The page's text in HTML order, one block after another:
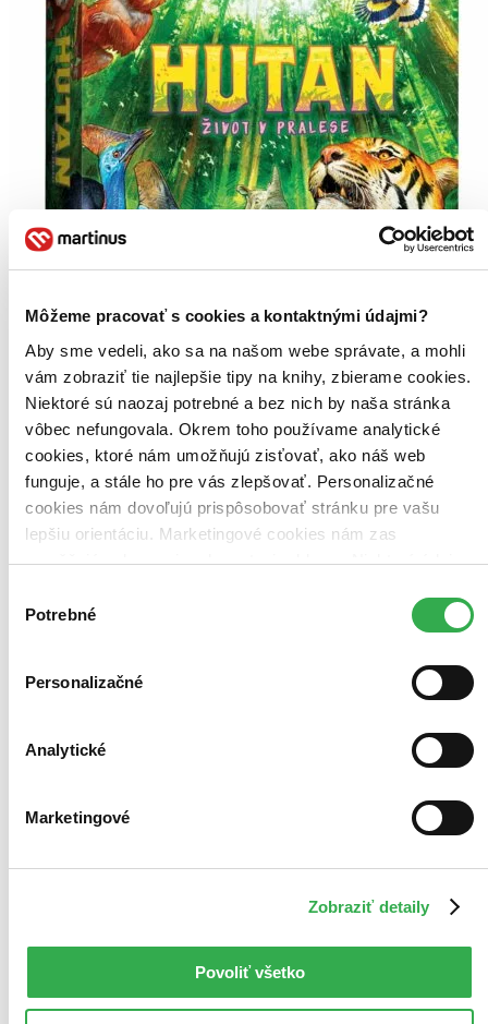
Môžeme pracovať s cookies a kontaktnými údajmi?
Aby sme vedeli, ako sa na našom webe správate, a mohli
vám zobraziť tie najlepšie tipy na knihy, zbierame cookies.
Niektoré sú naozaj potrebné a bez nich by naša stránka
vôbec nefungovala. Okrem toho používame analytické
cookies, ktoré nám umožňujú zisťovať, ako náš web
funguje, a stále ho pre vás zlepšovať. Personalizačné
cookies nám dovoľujú prispôsobovať stránku pre vašu
lepšiu orientáciu. Marketingové cookies nám zas
umožňujú zobrazenie relevantnej reklamy. Niektoré údaje
keby sme mohli používať všetky tieto cookies. Ďakujeme!
súhlasu
Potrebné
Personalizačné
Analytické
Marketingové
Zobraziť detaily
Povoliť všetko
Hutan - život v pralese
Asger Harding Granerud
Daniel Skjold Pedersen
V rodinnej hre Hutan – život v pralese sa 1-4 hráči snažia vytvoriť
čo najbohatší prales vďaka sadeniu rastlín a lákaniu zvierat...
Hra
35,05 €
posnažíme sa aj trochu rýchlejšie!